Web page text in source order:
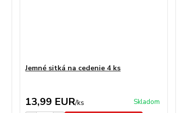
Jemné sitká na cedenie 4 ks
13,99 EUR/ks Skladom